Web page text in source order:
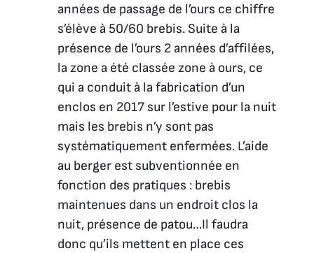
années de passage de l’ours ce chiffre
s’élève à 50/60 brebis. Suite à la
présence de l’ours 2 années d’affilées,
la zone a été classée zone à ours, ce
qui a conduit à la fabrication d’un
enclos en 2017 sur l’estive pour la nuit
mais les brebis n’y sont pas
systématiquement enfermées. L’aide
au berger est subventionnée en
fonction des pratiques : brebis
maintenues dans un endroit clos la
nuit, présence de patou…Il faudra
donc qu’ils mettent en place ces